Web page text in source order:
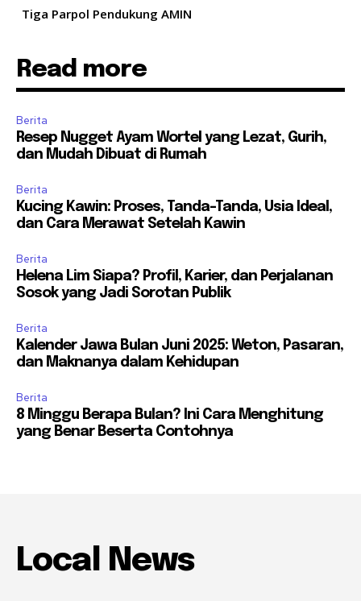
Tiga Parpol Pendukung AMIN
Read more
Berita
Resep Nugget Ayam Wortel yang Lezat, Gurih,
dan Mudah Dibuat di Rumah
Berita
Kucing Kawin: Proses, Tanda-Tanda, Usia Ideal,
dan Cara Merawat Setelah Kawin
Berita
Helena Lim Siapa? Profil, Karier, dan Perjalanan
Sosok yang Jadi Sorotan Publik
Berita
Kalender Jawa Bulan Juni 2025: Weton, Pasaran,
dan Maknanya dalam Kehidupan
Berita
8 Minggu Berapa Bulan? Ini Cara Menghitung
yang Benar Beserta Contohnya
Local News